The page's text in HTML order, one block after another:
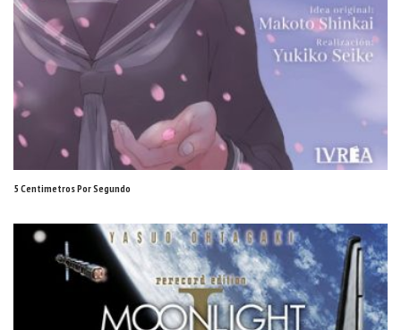
5 Centimetros Por Segundo